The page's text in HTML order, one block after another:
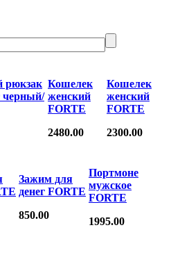
рюкзак
черный/
Кошелек
женский
FORTE
2480.00
Кошелек
женский
FORTE
2300.00
Зажим для
денег FORTE
850.00
Портмоне
мужское
FORTE
1995.00